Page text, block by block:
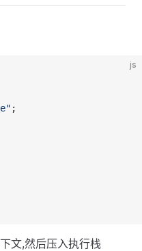
js
;
文,然后压入执行栈